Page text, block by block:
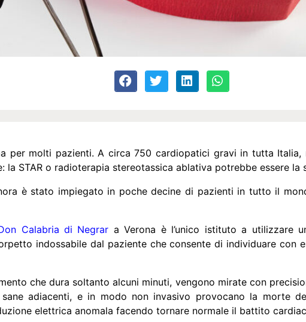
per molti pazienti. A circa 750 cardiopatici gravi in tutta
la STAR o radioterapia stereotassica ablativa potrebbe essere la
è stato impiegato in poche decine di pazienti in tutto il
Calabria di Negrar a Verona è l’unico istituto a utilizzare
indossabile dal paziente che consente di individuare con
che dura soltanto alcuni minuti, vengono mirate con
adiacenti, e in modo non invasivo provocano la morte
elettrica anomala facendo tornare normale il battito